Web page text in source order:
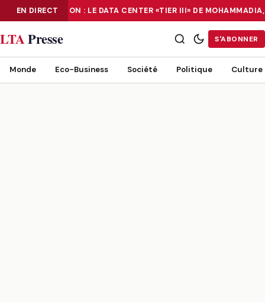
EN DIRECT
NUMÉRISATION : LE DATA CENTER «TIER III» DE
NUMÉRISATION : LE DATA CENTER «TIER III» DE MOHAMMADIA, UN
LTAPresse S'ABONNER
Monde Eco-Business Société Politique Culture